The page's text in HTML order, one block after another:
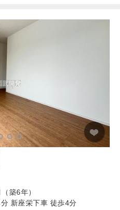
築6年）
新座栄下車 徒歩4分